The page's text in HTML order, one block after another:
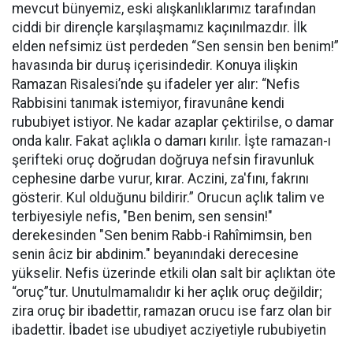
mevcut bünyemiz, eski alışkanlıklarımız tarafından
ciddi bir dirençle karşılaşmamız kaçınılmazdır. İlk
elden nefsimiz üst perdeden “Sen sensin ben benim!”
havasında bir duruş içerisindedir. Konuya ilişkin
Ramazan Risalesi’nde şu ifadeler yer alır: “Nefis
Rabbisini tanımak istemiyor, firavunâne kendi
rububiyet istiyor. Ne kadar azaplar çektirilse, o damar
onda kalır. Fakat açlıkla o damarı kırılır. İşte ramazan-ı
şerifteki oruç doğrudan doğruya nefsin firavunluk
cephesine darbe vurur, kırar. Aczini, za'fını, fakrını
gösterir. Kul olduğunu bildirir.” Orucun açlık talim ve
terbiyesiyle nefis, "Ben benim, sen sensin!"
derekesinden "Sen benim Rabb-i Rahîmimsin, ben
senin âciz bir abdinim." beyanındaki derecesine
yükselir. Nefis üzerinde etkili olan salt bir açlıktan öte
“oruç”tur. Unutulmamalıdır ki her açlık oruç değildir;
zira oruç bir ibadettir, ramazan orucu ise farz olan bir
ibadettir. İbadet ise ubudiyet acziyetiyle rububiyetin